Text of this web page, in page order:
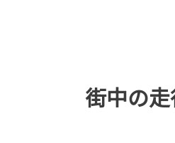
街中の